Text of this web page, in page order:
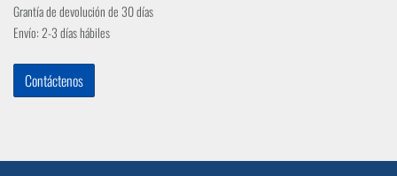
Grantía de devolución de 30 días
Envío: 2-3 días hábiles
Contáctenos